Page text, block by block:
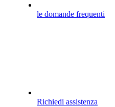
le domande frequenti
Richiedi assistenza